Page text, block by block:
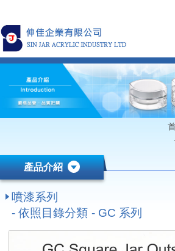
產品介紹
噴漆系列
- 依照目錄分類 - GC 系列